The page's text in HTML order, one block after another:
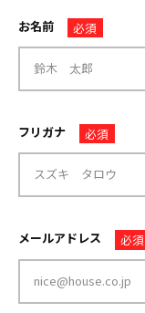
お名前 必須
フリガナ 必須
メールアドレス 必須